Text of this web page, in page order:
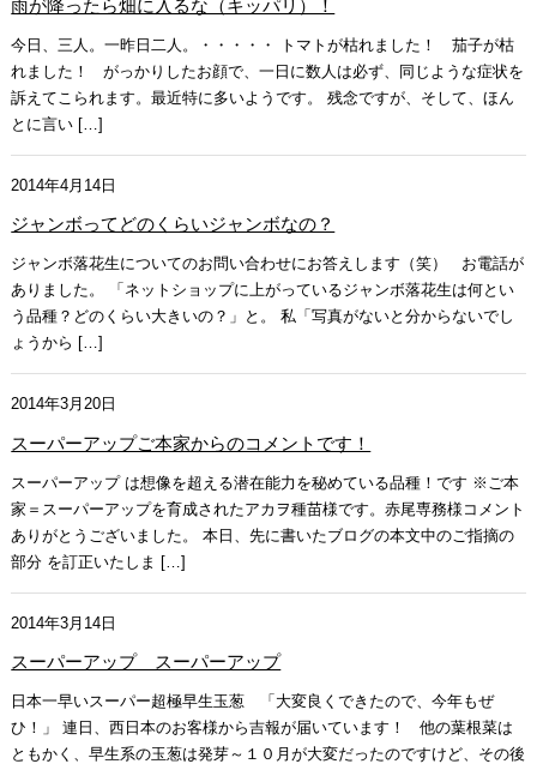
雨が降ったら畑に入るな（キッパリ）！
今日、三人。一昨日二人。・・・・・ トマトが枯れました！ 茄子が枯
れました！ がっかりしたお顔で、一日に数人は必ず、同じような症状を
訴えてこられます。最近特に多いようです。 残念ですが、そして、ほん
とに言い […]
2014年4月14日
ジャンボってどのくらいジャンボなの？
ジャンボ落花生についてのお問い合わせにお答えします（笑） お電話が
ありました。 「ネットショップに上がっているジャンボ落花生は何とい
う品種？どのくらい大きいの？」と。 私「写真がないと分からないでし
ょうから […]
2014年3月20日
スーパーアップご本家からのコメントです！
スーパーアップ は想像を超える潜在能力を秘めている品種！です ※ご本
家＝スーパーアップを育成されたアカヲ種苗様です。赤尾専務様コメント
ありがとうございました。 本日、先に書いたブログの本文中のご指摘の
部分 を訂正いたしま […]
2014年3月14日
スーパーアップ スーパーアップ
日本一早いスーパー超極早生玉葱 「大変良くできたので、今年もぜ
ひ！」 連日、西日本のお客様から吉報が届いています！ 他の葉根菜は
ともかく、早生系の玉葱は発芽～１０月が大変だったのですけど、その後